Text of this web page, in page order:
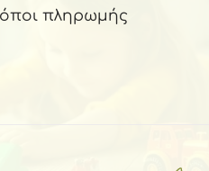
πληρωμής